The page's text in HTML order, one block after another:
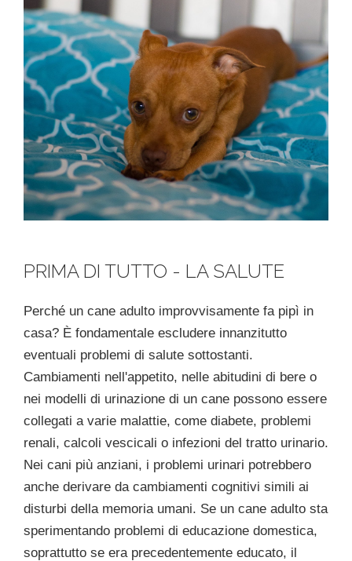
PRIMA DI TUTTO - LA SALUTE
Perché un cane adulto improvvisamente fa pipì in
casa? È fondamentale escludere innanzitutto
eventuali problemi di salute sottostanti.
Cambiamenti nell'appetito, nelle abitudini di bere o
nei modelli di urinazione di un cane possono essere
collegati a varie malattie, come diabete, problemi
renali, calcoli vescicali o infezioni del tratto urinario.
Nei cani più anziani, i problemi urinari potrebbero
anche derivare da cambiamenti cognitivi simili ai
disturbi della memoria umani. Se un cane adulto sta
sperimentando problemi di educazione domestica,
soprattutto se era precedentemente educato, il